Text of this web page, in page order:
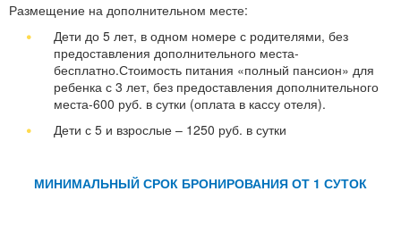
Размещение на дополнительном месте:
Дети до 5 лет, в одном номере с родителями, без
предоставления дополнительного места-
бесплатно.Стоимость питания «полный пансион» для
ребенка с 3 лет, без предоставления дополнительного
места-600 руб. в сутки (оплата в кассу отеля).
Дети с 5 и взрослые – 1250 руб. в сутки
МИНИМАЛЬНЫЙ СРОК БРОНИРОВАНИЯ ОТ 1 СУТОК